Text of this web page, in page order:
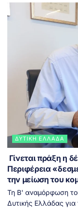
ΔΥΤΙΚΉ ΕΛΛΆΔΑ
Γίνεται πράξη η
Περιφέρεια
την μείωση του
Τη Β' αναμόρφωση
Δυτικής Ελλάδας για